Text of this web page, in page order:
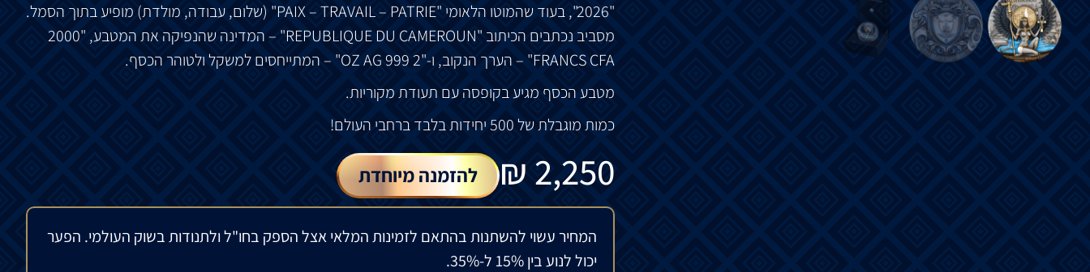
"2026", בעוד שהמוטו הלאומי "PAIX – TRAVAIL – PATRIE" (שלום, עבודה, מולדת) מופיע בתוך הסמל.
מסביב נכתבים הכיתוב "REPUBLIQUE DU CAMEROUN" – המדינה שהנפיקה את המטבע, "2000
FRANCS CFA" – הערך הנקוב, ו-"2 OZ AG 999" – המתייחסים למשקל ולטוהר הכסף.
מטבע הכסף מגיע בקופסה עם תעודת מקוריות.
כמות מוגבלת של 500 יחידות בלבד ברחבי העולם!
2,250
₪ להזמנה מיוחדת
המחיר עשוי להשתנות בהתאם לזמינות המלאי אצל הספק בחו"ל ולתנודות בשוק העולמי. הפער
יכול לנוע בין 15% ל-35%.